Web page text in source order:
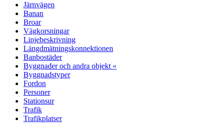
Järnvägen
Banan
Broar
Vägkorsningar
Linjebeskrivning
Längdmätningskonnektionen
Banbostäder
Byggnader och andra objekt «
Byggnadstyper
Fordon
Personer
Stationsur
Trafik
Trafikplatser